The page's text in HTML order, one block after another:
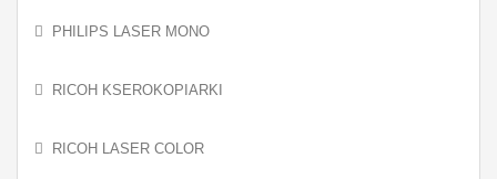
PHILIPS LASER MONO
RICOH KSEROKOPIARKI
RICOH LASER COLOR